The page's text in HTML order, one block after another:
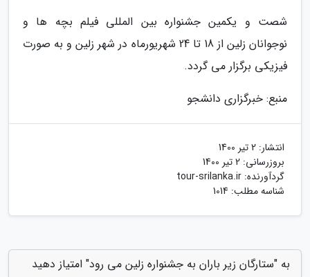
شصت و یکمین جشنواره بین المللی فیلم بچه ها و
نوجوانان زلین از 18 تا 24 شهریورماه در شهر زلین و به صورت
فیزیکی برگزار می گردد.
منبع: خبرگزاری دانشجو
انتشار: 2 تیر 1400
بروزرسانی: 2 تیر 1400
گردآورنده: tour-srilanka.ir
شناسه مطلب: 1014
به "ستارگان زیر باران به جشنواره زلین می رود" امتیاز دهید